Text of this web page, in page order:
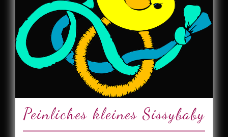
Peinliches kleines Sissybaby